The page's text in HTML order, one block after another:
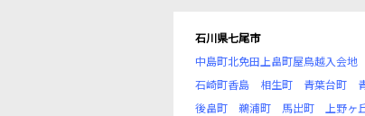
石川県七尾市
中島町北免田上畠町屋鳥越入会地
石崎町香島
相生町 青葉台町
後畠町
鵜浦町 馬出町 上野ヶ